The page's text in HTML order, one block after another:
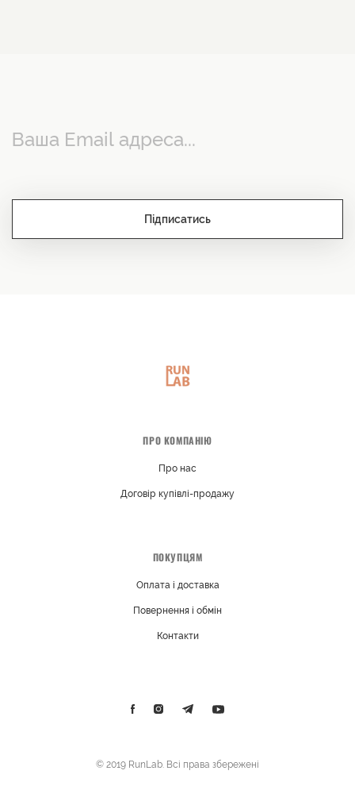
Підписатись
ПРО КОМПАНІЮ
Про нас
Договір купівлі-продажу
ПОКУПЦЯМ
Оплата і доставка
Повернення і обмін
Контакти
© 2019 RunLab. Всі права збережені